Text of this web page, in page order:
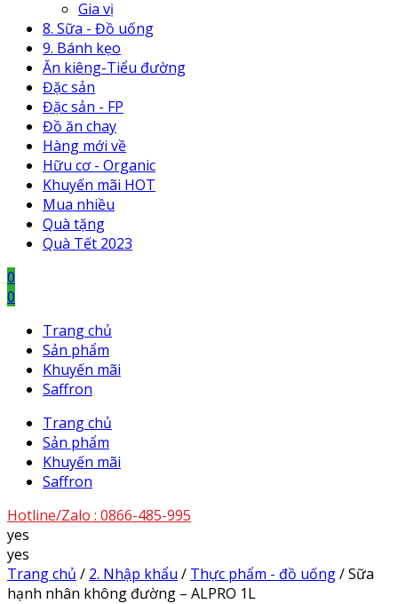
Gia vị
8. Sữa - Đồ uống
9. Bánh kẹo
Ăn kiêng-Tiểu đường
Đặc sản
Đặc sản - FP
Đồ ăn chay
Hàng mới về
Hữu cơ - Organic
Khuyến mãi HOT
Mua nhiều
Quà tặng
Quà Tết 2023
0
0
Trang chủ
Sản phẩm
Khuyến mãi
Saffron
Trang chủ
Sản phẩm
Khuyến mãi
Saffron
Hotline/Zalo : 0866-485-995
yes
yes
Trang chủ / 2. Nhập khẩu / Thực phẩm - đồ uống/ Sữa
hạnh nhân không đường – ALPRO 1L